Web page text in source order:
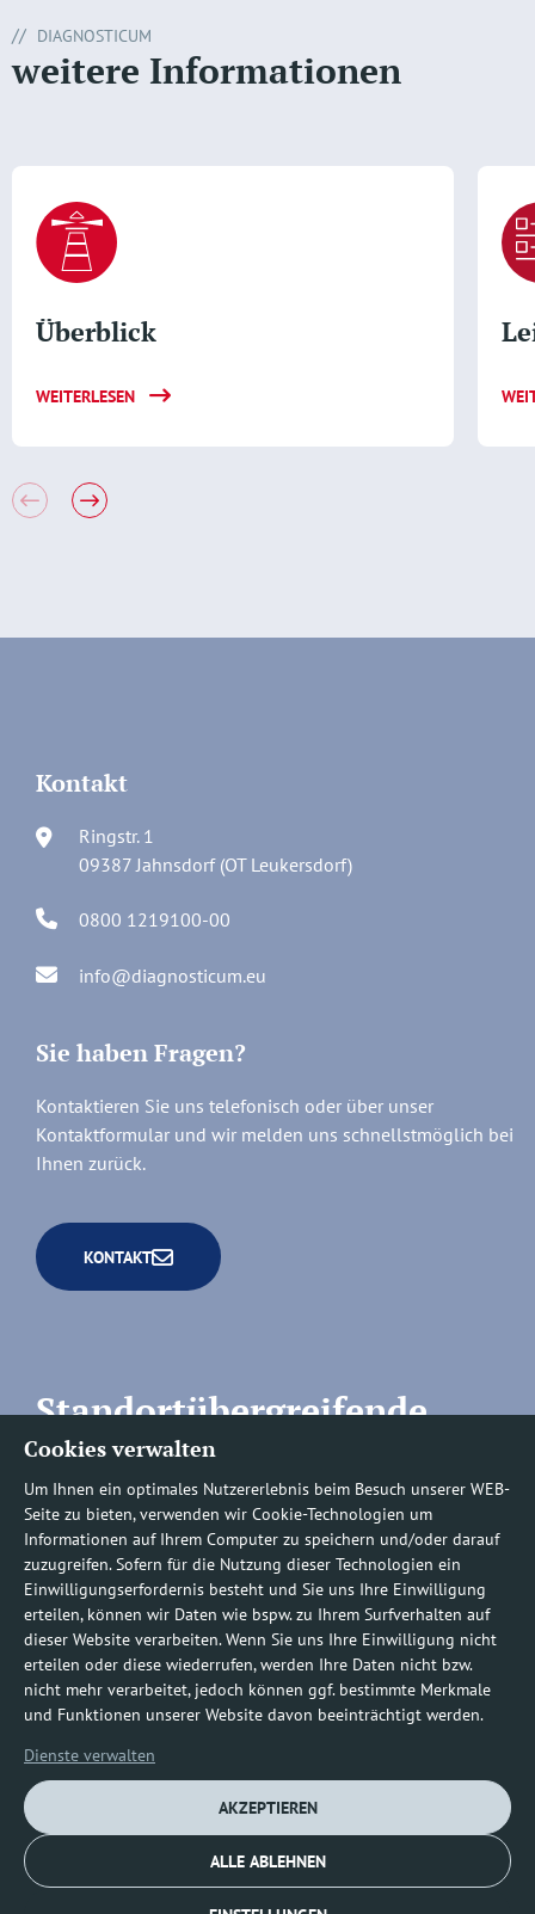
Cookies verwalten
Um Ihnen ein optimales Nutzererlebnis beim Besuch unserer WEB-
Seite zu bieten, verwenden wir Cookie-Technologien um
Informationen auf Ihrem Computer zu speichern und/oder darauf
zuzugreifen. Sofern für die Nutzung dieser Technologien ein
Einwilligungserfordernis besteht und Sie uns Ihre Einwilligung
erteilen, können wir Daten wie bspw. zu Ihrem Surfverhalten auf
dieser Website verarbeiten. Wenn Sie uns Ihre Einwilligung nicht
erteilen oder diese wiederrufen, werden Ihre Daten nicht bzw.
nicht mehr verarbeitet, jedoch können ggf. bestimmte Merkmale
und Funktionen unserer Website davon beeinträchtigt werden.
Dienste verwalten
AKZEPTIEREN
ALLE ABLEHNEN
DIAGNOSTICUM
weitere Informationen
Überblick
WEITERLESEN
Kontakt
Ringstr. 1
09387 Jahnsdorf (OT Leukersdorf)
0800 1219100-00
info@diagnosticum.eu
Sie haben Fragen?
Kontaktieren Sie uns telefonisch oder über unser
Kontaktformular und wir melden uns schnellstmöglich bei
Ihnen zurück.
KONTAKT
Standortübergreifende
Rufnummern
Befundauskünfte/
Nachforderungen
0800 1219100-10